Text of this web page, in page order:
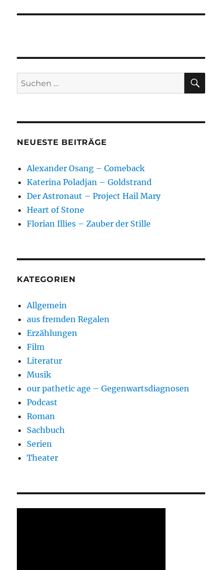
Suchen
nach:
NEUESTE BEITRÄGE
Alexander Osang – Comeback
Katerina Poladjan – Goldstrand
Der Astronaut – Project Hail Mary
Heart of Stone
Florian Illies – Zauber der Stille
KATEGORIEN
Allgemein
aus fremden Regalen
Erzählungen
Film
Literatur
Musik
our pathetic age – Gegenwartsdiagnosen
Podcast
Roman
Sachbuch
Serien
Theater